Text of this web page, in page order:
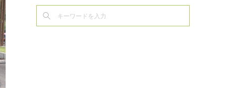
(6)
(7)
(30)
(31)
(31)
(30)
(30)
(31)
(30)
(31)
(31)
(30)
(35)
(34)